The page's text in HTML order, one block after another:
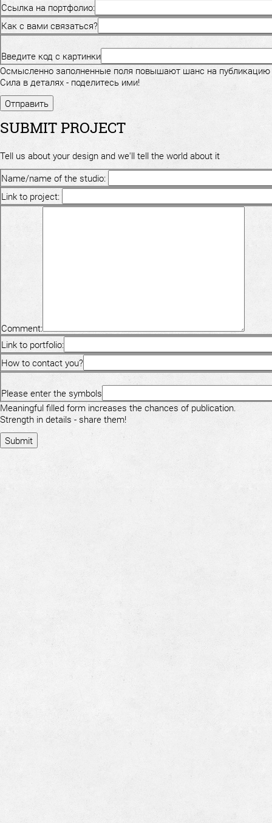
Ссылка на портфолио:
Как с вами связаться?
Введите код с картинки
Осмысленно заполненные поля повышают шанс на публикацию
Сила в деталях - поделитесь ими!
SUBMIT PROJECT
Tell us about your design and we'll tell the world about it
Name/name of the studio:
Link to project:
Comment:
Link to portfolio:
How to contact you?
Please enter the symbols
Meaningful filled form increases the chances of publication.
Strength in details - share them!